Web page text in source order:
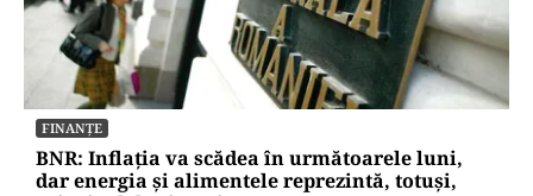
FINANȚE
BNR: Inflația va scădea în următoarele luni,
dar energia și alimentele reprezintă, totuși,